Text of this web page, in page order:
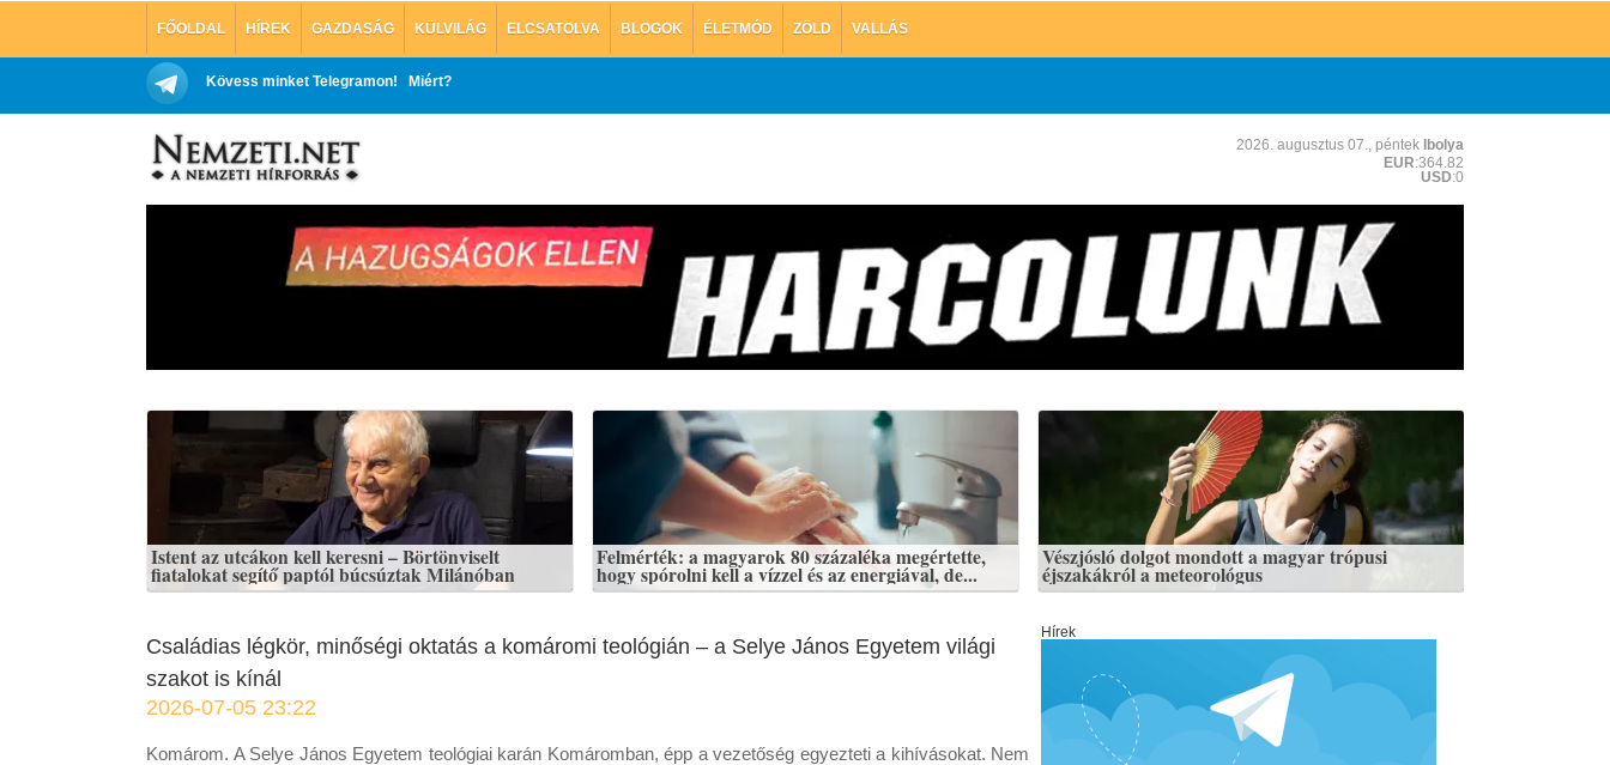
FŐOLDAL HÍREK GAZDASÁG KÜLVILÁG ELCSATOLVA BLOGOK ÉLETMÓD ZÖLD VALLÁS
Kövess minket Telegramon! Miért?
2026. augusztus 07., péntek Ibolya
EUR:364.82
USD:0
Istent az utcákon kell keresni – Börtönviselt
fiatalokat segítő paptól búcsúztak Milánóban
Felmérték: a magyarok 80 százaléka megértette,
hogy spórolni kell a vízzel és az energiával, de...
Vészjósló dolgot mondott a magyar trópusi
éjszakákról a meteorológus
Családias légkör, minőségi oktatás a komáromi teológián – a Selye János Egyetem világi
szakot is kínál
2026-07-05 23:22
Komárom. A Selye János Egyetem teológiai karán Komáromban, épp a vezetőség egyezteti a kihívásokat. Nem
Hírek